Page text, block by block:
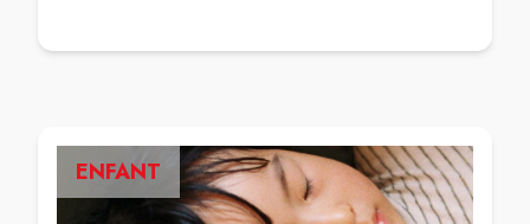
ENFANT